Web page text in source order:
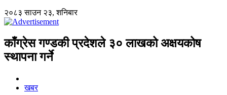
२०८३ साउन २३, शनिबार
काँग्रेस गण्डकी प्रदेशले ३० लाखको अक्षयकोष
स्थापना गर्ने
खबर